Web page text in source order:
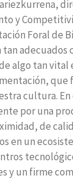
y
Foral de
adecuados
algo tan vital
que
cultura.
por una
de
en un
y un firme